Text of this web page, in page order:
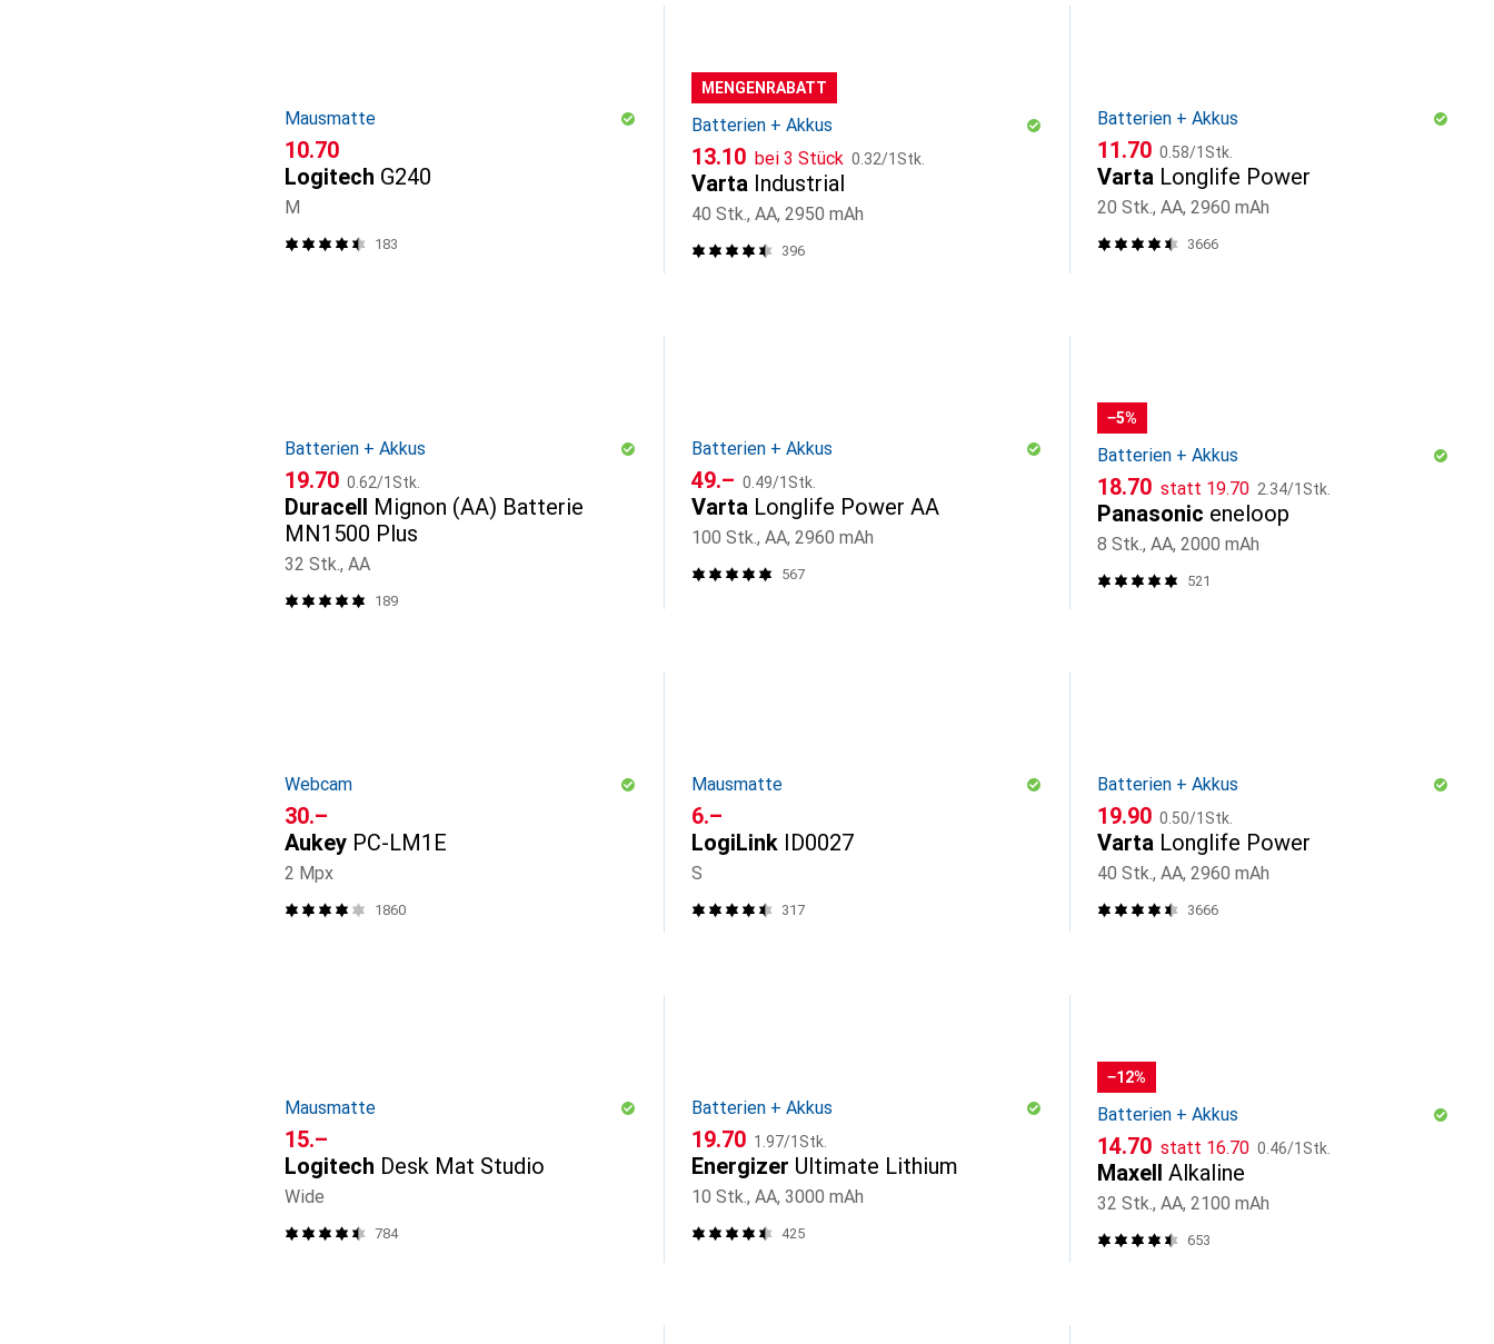
Mausmatte
CHF
10.70
Logitech G240
M
183
MENGENRABATT
Batterien + Akkus
CHF
13.10 bei 3 Stück CHF
0.32/1Stk.
Varta Industrial
40 Stk., AA, 2950 mAh
396
Batterien + Akkus
CHF
11.70 CHF
0.58/1Stk.
Varta Longlife Power
20 Stk., AA, 2960 mAh
3666
Batterien + Akkus
CHF
19.70 CHF
0.62/1Stk.
Duracell Mignon (AA) Batterie
MN1500 Plus
32 Stk., AA
189
Batterien + Akkus
CHF
49.– CHF
0.49/1Stk.
Varta Longlife Power AA
100 Stk., AA, 2960 mAh
567
−5%
Batterien + Akkus
CHF
18.70 statt CHF
19.70 CHF
2.34/1Stk.
Panasonic eneloop
8 Stk., AA, 2000 mAh
521
Webcam
CHF
30.–
Aukey PC-LM1E
2 Mpx
1860
Mausmatte
CHF
6.–
LogiLink ID0027
S
317
Batterien + Akkus
CHF
19.90 CHF
0.50/1Stk.
Varta Longlife Power
40 Stk., AA, 2960 mAh
3666
Mausmatte
CHF
15.–
Logitech Desk Mat Studio
Wide
784
Batterien + Akkus
CHF
19.70 CHF
1.97/1Stk.
Energizer Ultimate Lithium
10 Stk., AA, 3000 mAh
425
−12%
Batterien + Akkus
CHF
14.70 statt CHF
16.70 CHF
0.46/1Stk.
Maxell Alkaline
32 Stk., AA, 2100 mAh
653